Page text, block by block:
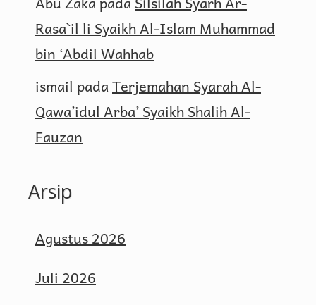
Rasa`il li Syaikh Al-Islam Muhammad
bin ‘Abdil Wahhab
ismail padaTerjemahan Syarah Al-
Qawa’idul Arba’ Syaikh Shalih Al-
Fauzan
Arsip
Agustus 2026
Juli 2026